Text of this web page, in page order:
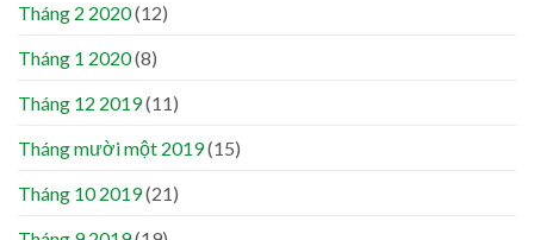
Tháng 2 2020(12)
Tháng 1 2020(8)
Tháng 12 2019(11)
Tháng mười một 2019(15)
Tháng 10 2019(21)